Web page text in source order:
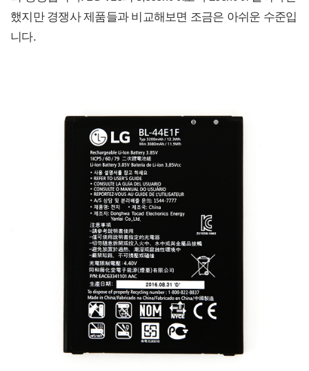
했지만 경쟁사 제품들과 비교해보면 조금은 아쉬운 수준입
니다.